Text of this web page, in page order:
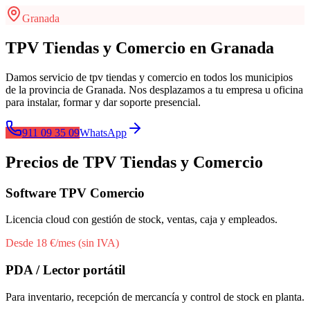
Granada
TPV Tiendas y Comercio en Granada
Damos servicio de tpv tiendas y comercio en todos los municipios
de la provincia de Granada. Nos desplazamos a tu empresa u oficina
para instalar, formar y dar soporte presencial.
911 09 35 09WhatsApp
Precios de TPV Tiendas y Comercio
Software TPV Comercio
Licencia cloud con gestión de stock, ventas, caja y empleados.
Desde 18 €/mes (sin IVA)
PDA / Lector portátil
Para inventario, recepción de mercancía y control de stock en planta.